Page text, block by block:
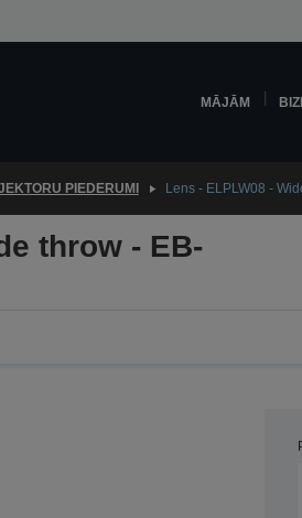
MĀJĀM
PIEDERUMI Lens - ELPLW08 -
throw - EB-